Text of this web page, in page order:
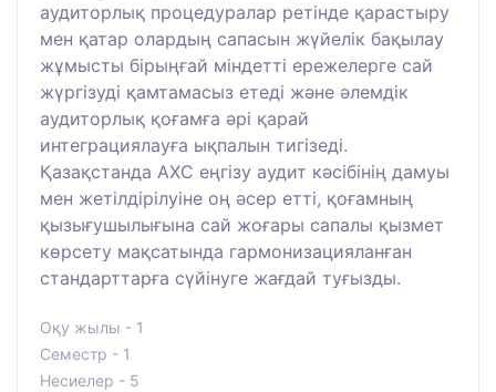
аудиторлық процедуралар ретінде қарастыру
мен қатар олардың сапасын жүйелік бақылау
жұмысты бірыңғай міндетті ережелерге сай
жүргізуді қамтамасыз етеді және әлемдік
аудиторлық қоғамға әрі қарай
интеграциялауға ықпалын тигізеді.
Қазақстанда АХС еңгізу аудит кәсібінің дамуы
мен жетілдірілуіне оң әсер етті, қоғамның
қызығушылығына сай жоғары сапалы қызмет
көрсету мақсатында гармонизацияланған
стандарттарға сүйінуге жағдай туғызды.
Оқу жылы - 1
Семестр - 1
Несиелер - 5